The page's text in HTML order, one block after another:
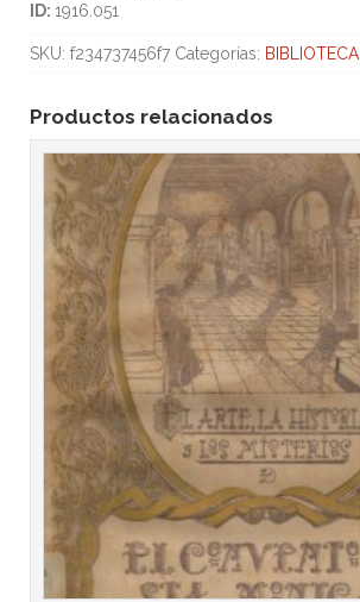
ID: 1916.051
SKU: f234737456f7 Categorías: BIBLIOTECA
Productos relacionados